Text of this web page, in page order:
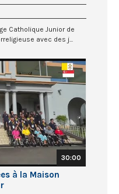
Catholique Junior de
avec des j...
30:00
à la Maison